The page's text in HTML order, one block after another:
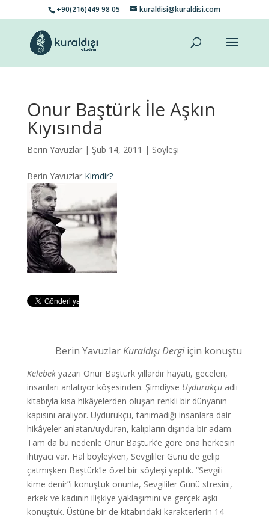
+90(216)449 98 05 kuraldisi@kuraldisi.com
Onur Baştürk İle Aşkın
Kıyısında
Berin Yavuzlar| Şub 14, 2011 | Söyleşi
Berin Yavuzlar Kimdir?
Berin YavuzlarKuraldışı Dergi için konuştu
Kelebek yazarı Onur Baştürk yıllardır hayatı, geceleri,
insanları anlatıyor köşesinden. Şimdiyse Uydurukçu adlı
kitabıyla kısa hikâyelerden oluşan renkli bir dünyanın
kapısını aralıyor. Uydurukçu, tanımadığı insanlara dair
hikâyeler anlatan/uyduran, kalıpların dışında bir adam.
Tam da bu nedenle Onur Baştürk’e göre ona herkesin
ihtiyacı var. Hal böyleyken, Sevgililer Günü de gelip
çatmışken Baştürk’le özel bir söyleşi yaptık. “Sevgili
kime denir”i konuştukonunla, Sevgililer Günü stresini,
erkek ve kadının ilişkiye yaklaşımını ve gerçek aşkı
konuştuk. Üstüne bir de kitabındaki karakterlerin 14